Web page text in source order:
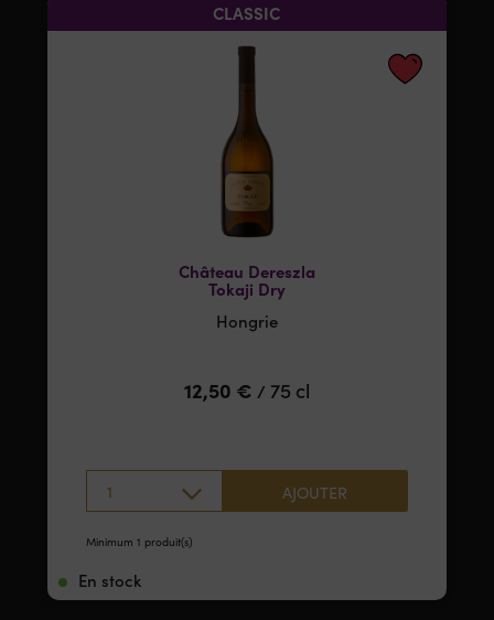
CLASSIC
Château Dereszla
Tokaji Dry
Hongrie
12,50 € / 75 cl
1 AJOUTER
Minimum 1 produit(s)
En stock